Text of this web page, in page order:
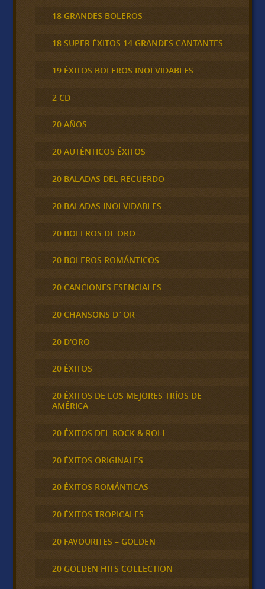
18 GRANDES BOLEROS
18 SUPER ÉXITOS 14 GRANDES CANTANTES
19 ÉXITOS BOLEROS INOLVIDABLES
2 CD
20 AÑOS
20 AUTÉNTICOS ÉXITOS
20 BALADAS DEL RECUERDO
20 BALADAS INOLVIDABLES
20 BOLEROS DE ORO
20 BOLEROS ROMÁNTICOS
20 CANCIONES ESENCIALES
20 CHANSONS D´OR
20 D'ORO
20 ÉXITOS
20 ÉXITOS DE LOS MEJORES TRÍOS DE
AMÉRICA
20 ÉXITOS DEL ROCK & ROLL
20 ÉXITOS ORIGINALES
20 ÉXITOS ROMÁNTICAS
20 ÉXITOS TROPICALES
20 FAVOURITES – GOLDEN
20 GOLDEN HITS COLLECTION